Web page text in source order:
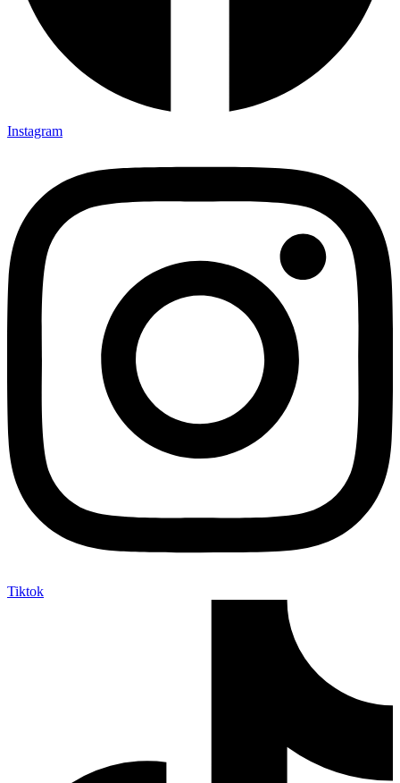
Instagram
Tiktok